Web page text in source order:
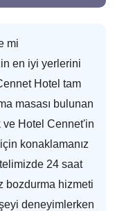
mi
en iyi yerlerini
Hotel tam
masası bulunan
ve Hotel Cennet'in
konaklamanız
24 saat
bozdurma hizmeti
deneyimlerken